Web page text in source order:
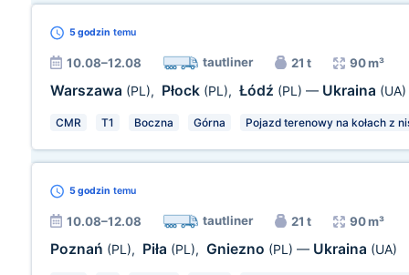
5 godzin temu
10.08–12.08 tautliner 21 t 90 m³
Warszawa (PL), Płock (PL), Łódź (PL) — Ukraina (UA)
CMR T1 Boczna Górna Pojazd terenowy na kołach z
5 godzin temu
10.08–12.08 tautliner 21 t 90 m³
Poznań (PL), Piła (PL), Gniezno (PL) — Ukraina (UA)